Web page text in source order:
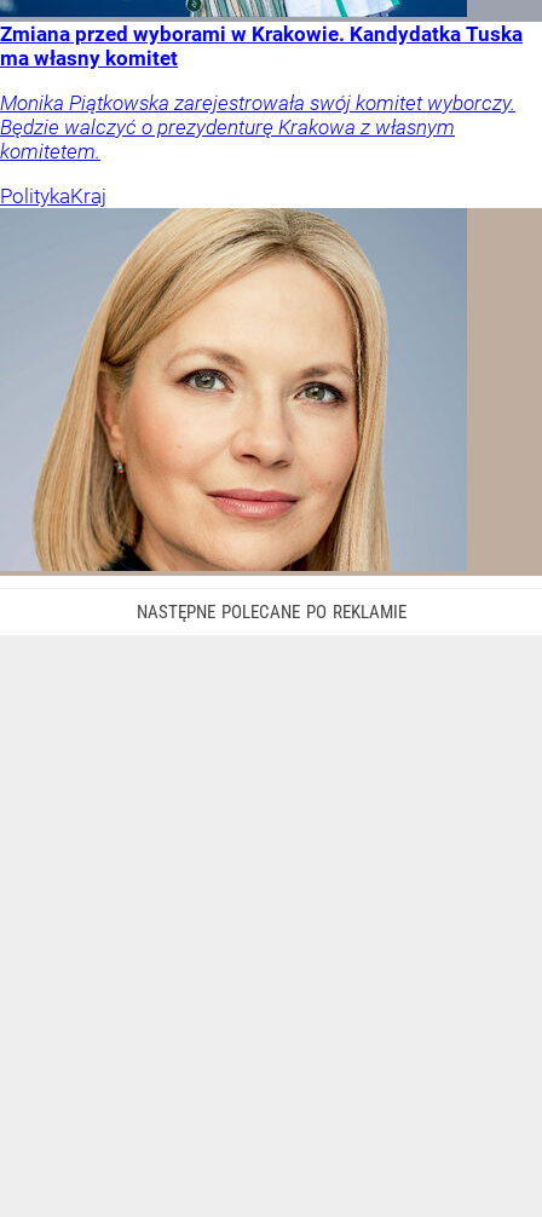
Zmiana przed wyborami w Krakowie. Kandydatka Tuska
ma własny komitet
Monika Piątkowska zarejestrowała swój komitet wyborczy.
Będzie walczyć o prezydenturę Krakowa z własnym
komitetem.
PolitykaKraj